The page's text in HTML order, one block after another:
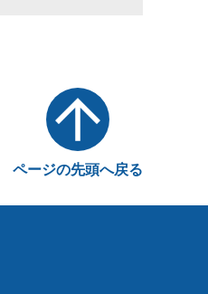
ページの先頭へ戻る